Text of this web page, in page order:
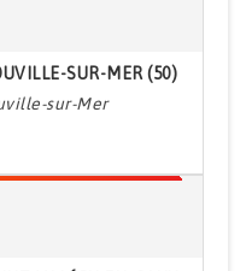
SUR-MER (50)
sur-Mer